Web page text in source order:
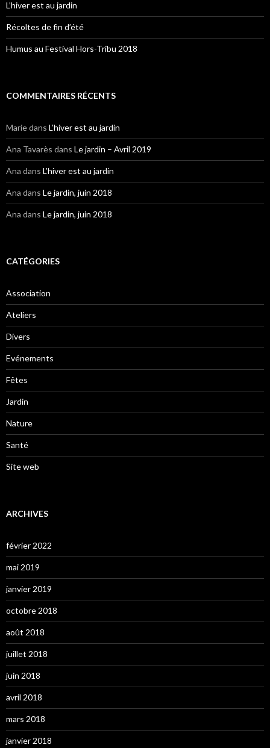
L’hiver est au jardin
Récoltes de fin d’été
Humus au Festival Hors-Tribu 2018
COMMENTAIRES RÉCENTS
Mariedans L’hiver est au jardin
Ana Tavarès dans Le jardin – Avril 2019
Ana dans L’hiver est au jardin
Ana dans Le jardin, juin 2018
Ana dans Le jardin, juin 2018
CATÉGORIES
Association
Ateliers
Divers
Evénements
Fêtes
Jardin
Nature
Santé
Site web
ARCHIVES
février 2022
mai 2019
janvier 2019
octobre 2018
août 2018
juillet 2018
juin 2018
avril 2018
mars 2018
janvier 2018